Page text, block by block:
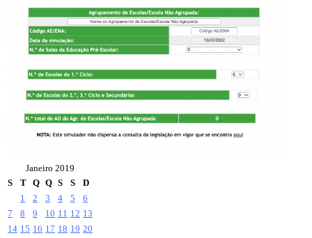
Janeiro 2019
S
T Q Q S S
D
1
2 3 4 5
6
7
8 9 10 11 12 13
14 15 16 17 18 19 20